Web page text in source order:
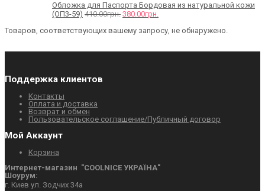
Обложка для Паспорта Бордовая из натуральной кожи
(ОП3-59) 410.00грн. 380.00грн.
Товаров, соответствующих вашему запросу, не обнаружено.
Поддержка клиентов
Контакты
Оплата и доставка
Возврат и обмен
Пользовательское соглашение/Публичный договор
Мой Аккаунт
Корзина
Интернет-магазин "СOOLNICE УКРАЇНА"
Шоурум:
г. Киев ул. Зодчих 34а